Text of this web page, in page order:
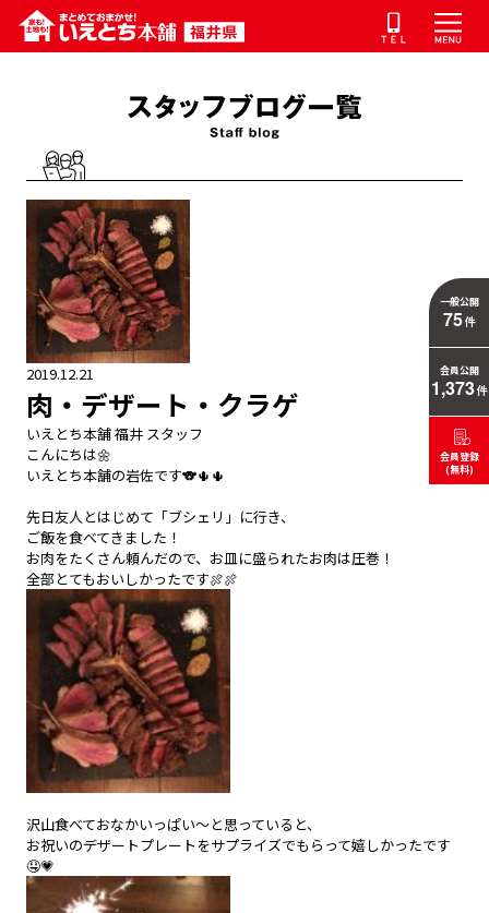
2019.12.21
肉・デザート・クラゲ
いえとち本舗 福井 スタッフ
こんにちは🌼
いえとち本舗の岩佐です🐨🌵🌵
先日友人とはじめて「ブシェリ」に行き、
ご飯を食べてきました！
お肉をたくさん頼んだので、お皿に盛られたお肉は圧巻！
全部とてもおいしかったです🍖🍖
沢山食べておなかいっぱい～と思っていると、
お祝いのデザートプレートをサプライズでもらって嬉しかったです
🤤💗
一般公開
75件
会員公開
1,373件
会員登録
(無料)